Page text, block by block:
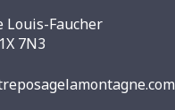
Louis-Faucher
7N3